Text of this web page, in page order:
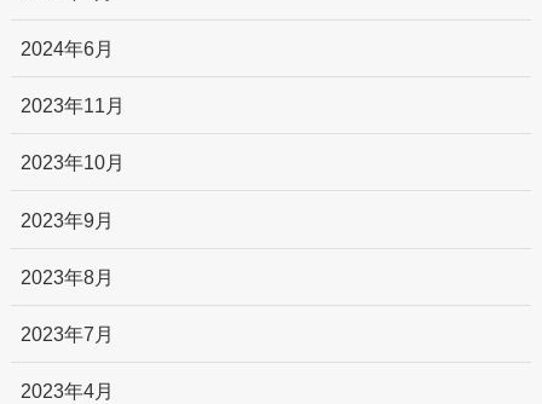
2024年6月
2023年11月
2023年10月
2023年9月
2023年8月
2023年7月
2023年4月